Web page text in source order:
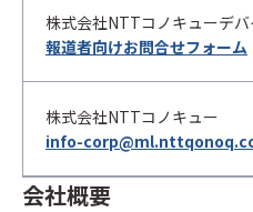
株式会社NTTコノキューデバ
報道者向けお問合せフォーム
株式会社NTTコノキュー
info-
会社概要